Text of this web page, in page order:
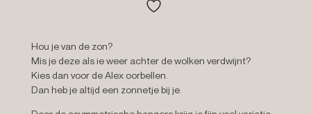
Hou je van de zon?
Mis je deze als ie weer achter de wolken verdwijnt?
Kies dan voor de Alex oorbellen.
Dan heb je altijd een zonnetje bij je.